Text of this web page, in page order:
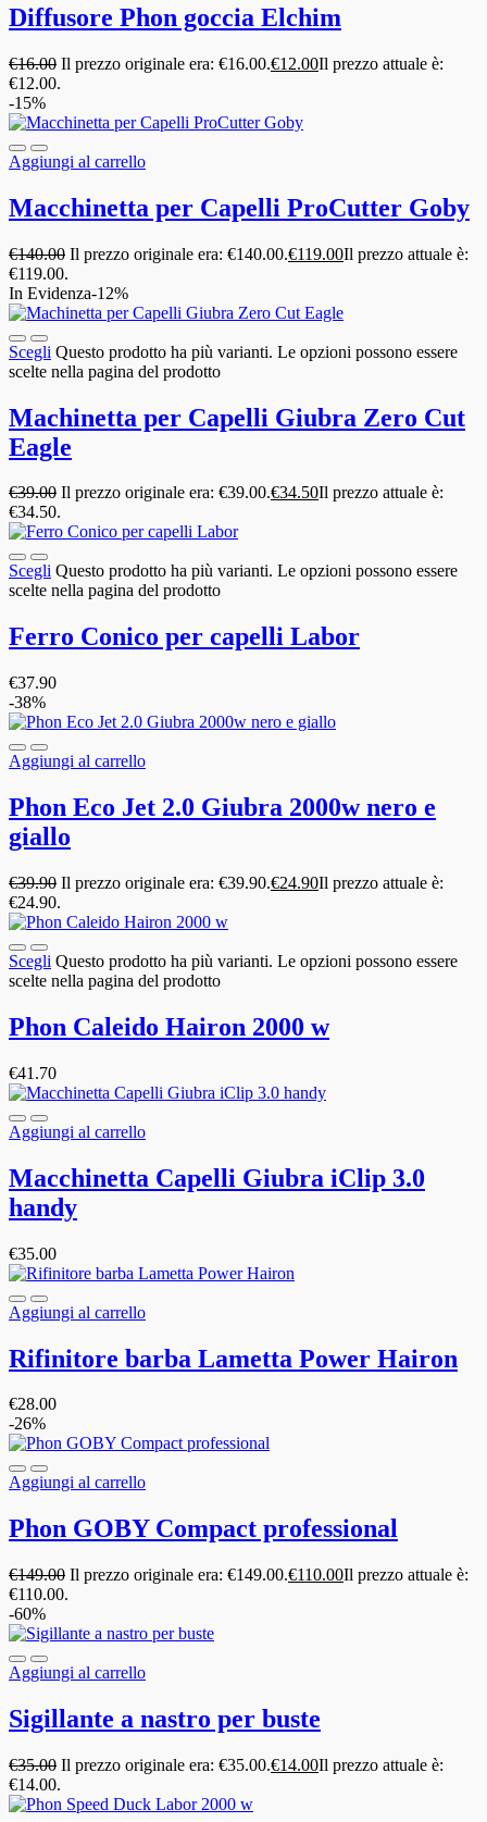
Diffusore Phon goccia Elchim
€16.00 Il prezzo originale era: €16.00.€12.00Il prezzo attuale è:
€12.00.
-15%
Aggiungi al carrello
Macchinetta per Capelli ProCutter Goby
€140.00 Il prezzo originale era: €140.00.€119.00Il prezzo attuale è:
€119.00.
In Evidenza-12%
Scegli Questo prodotto ha più varianti. Le opzioni possono essere
scelte nella pagina del prodotto
Machinetta per Capelli Giubra Zero Cut
Eagle
€39.00 Il prezzo originale era: €39.00.€34.50Il prezzo attuale è:
€34.50.
Scegli Questo prodotto ha più varianti. Le opzioni possono essere
scelte nella pagina del prodotto
Ferro Conico per capelli Labor
€37.90
-38%
Aggiungi al carrello
Phon Eco Jet 2.0 Giubra 2000w nero e
giallo
€39.90 Il prezzo originale era: €39.90.€24.90Il prezzo attuale è:
€24.90.
Scegli Questo prodotto ha più varianti. Le opzioni possono essere
scelte nella pagina del prodotto
Phon Caleido Hairon 2000 w
€41.70
Aggiungi al carrello
Macchinetta Capelli Giubra iClip 3.0
handy
€35.00
Aggiungi al carrello
Rifinitore barba Lametta Power Hairon
€28.00
-26%
Aggiungi al carrello
Phon GOBY Compact professional
€149.00 Il prezzo originale era: €149.00.€110.00Il prezzo attuale è:
€110.00.
-60%
Aggiungi al carrello
Sigillante a nastro per buste
€35.00 Il prezzo originale era: €35.00.€14.00Il prezzo attuale è:
€14.00.